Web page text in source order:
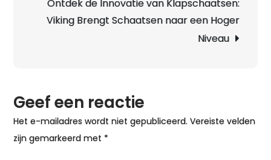
Ontdek de Innovatie van Klapschaatsen:
Viking Brengt Schaatsen naar een Hoger
Niveau
Geef een reactie
Het e-mailadres wordt niet gepubliceerd. Vereiste velden
zijn gemarkeerd met *